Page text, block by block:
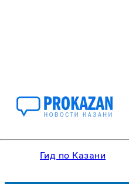
Гид по Казани